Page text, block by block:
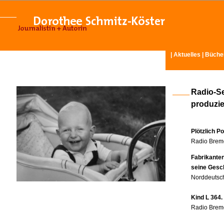
Aktuelles
Radio-
Plötzlich
Radio
seine
Kind L
Radio